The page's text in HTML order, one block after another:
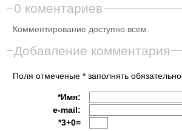
0 коментариев
Комментирование доступно всем.
Добавление комментария
Поля отмеченые * заполнять обязательно.
*Имя:
e-mail:
*3+0=